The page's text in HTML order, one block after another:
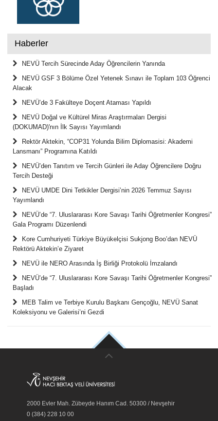
Haberler
NEVÜ Tercih Sürecinde Aday Öğrencilerin Yanında
NEVÜ GSF 3 Bölüme Özel Yetenek Sınavı ile Toplam 103 Öğrenci
Alacak
NEVÜ’de 3 Fakülteye Doçent Ataması Yapıldı
NEVÜ Doğal ve Kültürel Miras Araştırmaları Dergisi
(DOKUMAD)'nın İlk Sayısı Yayımlandı
Rektör Aktekin, “COP31 Yolunda Bilim Diplomasisi: Akademi
Lansmanı” Programına Katıldı
NEVÜ’den Tanıtım ve Tercih Günleri ile Aday Öğrencilere Doğru
Tercih Desteği
NEVÜ UMDE Dini Tetkikler Dergisi’nin 2026 Temmuz Sayısı
Yayımlandı
NEVÜ’de “7. Uluslararası Kore Savaşı Tarihi Öğretmenler Kongresi”
Gala Programı Düzenlendi
Kore Cumhuriyeti Türkiye Büyükelçisi Sukjong Boo’dan NEVÜ
Rektörü Aktekin’e Ziyaret
NEVÜ ile NERO Arasında İş Birliği Protokolü İmzalandı
NEVÜ’de “7. Uluslararası Kore Savaşı Tarihi Öğretmenler Kongresi”
Başladı
MEB Talim ve Terbiye Kurulu Başkanı Gençoğlu, NEVÜ Sanat
Koleksiyonu ve Galerisi’ni Gezdi
2000 Evler Mah. Zübeyde Hanım Cad. 50300 / Nevşehir
0 (384) 228 10 00